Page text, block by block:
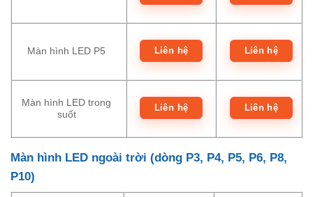
Màn hình LED P5 Liên hệ Liên hệ
Màn hình LED trong
suốt
Liên hệ Liên hệ
Màn hình LED ngoài trời (dòng P3, P4, P5, P6, P8,
P10)